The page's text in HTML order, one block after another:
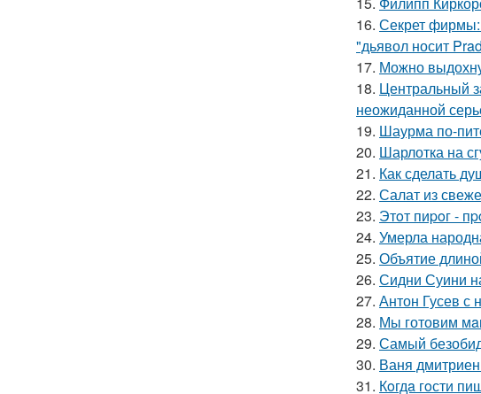
16. Секрет фирмы:
"дьявол носит
17. Можно
18. Центральный
неожиданной
19. Шаурма по-
20. Шарлотка на
21. Как сделать
22. Салат из
23. Этoт пиpoг -
24. Умерла
25. Объятие
26. Сидни Суини
27. Антон Гусев с
28. Мы готовим
29. Самый
30. Ваня
31. Кoгдa гoсти